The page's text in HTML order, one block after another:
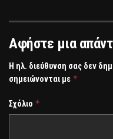
Αφήστε μια
Η ηλ. διεύθυνση σας δεν
σημειώνονται με *
Σχόλιο *